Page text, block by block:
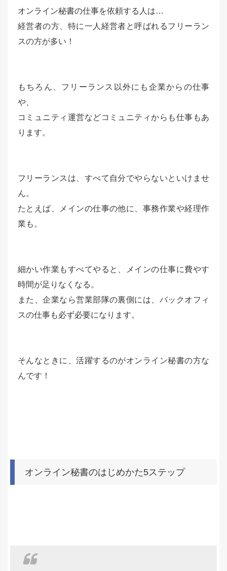
オンライン秘書の仕事を依頼する人は…
経営者の方、特に一人経営者と呼ばれるフリーラン
スの方が多い！
もちろん、フリーランス以外にも企業からの仕事
や、
コミュニティ運営などコミュニティからも仕事もあ
ります。
フリーランスは、すべて自分でやらないといけませ
ん。
たとえば、メインの仕事の他に、事務作業や経理作
業も。
細かい作業もすべてやると、メインの仕事に費やす
時間が足りなくなる。
また、企業なら営業部隊の裏側には、バックオフィ
スの仕事も必ず必要になります。
そんなときに、活躍するのがオンライン秘書の方な
んです！
オンライン秘書のはじめかた5ステップ